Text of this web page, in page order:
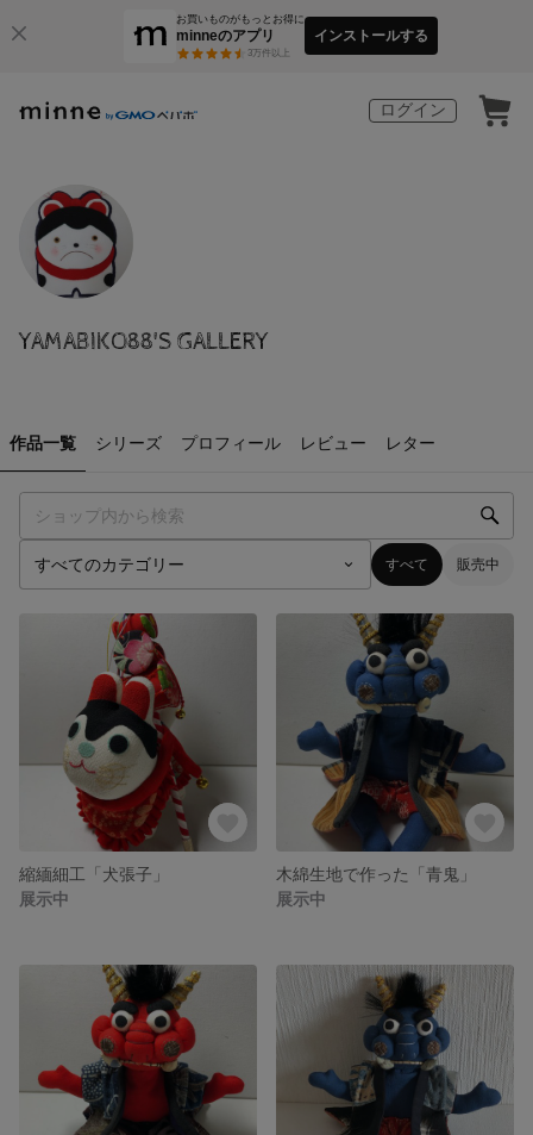
お買いものがもっとお得に
minneのアプリ
3万件以上
インストールする
ログイン
YAMABIKO88'S GALLERY
作品一覧 シリーズ プロフィール レビュー レター
すべて 販売中
縮緬細工「犬張子」
展示中
木綿生地で作った「青鬼」
展示中